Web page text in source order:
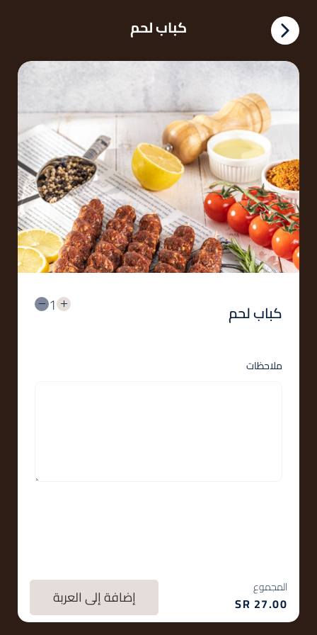
كباب لحم
كباب لحم 1
ملاحظات
المجموع
27.00 إضافة إلى العربة